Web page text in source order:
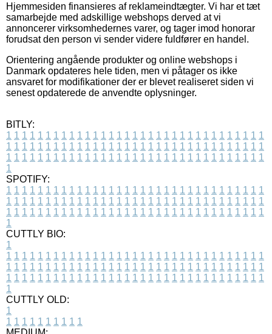
Hjemmesiden finansieres af reklameindtægter. Vi har et tæt
samarbejde med adskillige webshops derved at vi
annoncerer virksomhedernes varer, og tager imod honorar
forudsat den person vi sender videre fuldfører en handel.
Orientering angående produkter og online webshops i
Danmark opdateres hele tiden, men vi påtager os ikke
ansvaret for modifikationer der er blevet realiseret siden vi
senest opdaterede de anvendte oplysninger.
BITLY:
1 1 1 1 1 1 1 1 1 1 1 1 1 1 1 1 1 1 1 1 1 1 1 1 1 1 1 1 1 1 1 1 1
1 1 1 1 1 1 1 1 1 1 1 1 1 1 1 1 1 1 1 1 1 1 1 1 1 1 1 1 1 1 1 1 1
1 1 1 1 1 1 1 1 1 1 1 1 1 1 1 1 1 1 1 1 1 1 1 1 1 1 1 1 1 1 1 1 1
1
SPOTIFY:
1 1 1 1 1 1 1 1 1 1 1 1 1 1 1 1 1 1 1 1 1 1 1 1 1 1 1 1 1 1 1 1 1
1 1 1 1 1 1 1 1 1 1 1 1 1 1 1 1 1 1 1 1 1 1 1 1 1 1 1 1 1 1 1 1 1
1 1 1 1 1 1 1 1 1 1 1 1 1 1 1 1 1 1 1 1 1 1 1 1 1 1 1 1 1 1 1 1 1
1
CUTTLY BIO:
1
1 1 1 1 1 1 1 1 1 1 1 1 1 1 1 1 1 1 1 1 1 1 1 1 1 1 1 1 1 1 1 1 1
1 1 1 1 1 1 1 1 1 1 1 1 1 1 1 1 1 1 1 1 1 1 1 1 1 1 1 1 1 1 1 1 1
1 1 1 1 1 1 1 1 1 1 1 1 1 1 1 1 1 1 1 1 1 1 1 1 1 1 1 1 1 1 1 1 1
1
CUTTLY OLD:
1
1 1 1 1 1 1 1 1 1 1